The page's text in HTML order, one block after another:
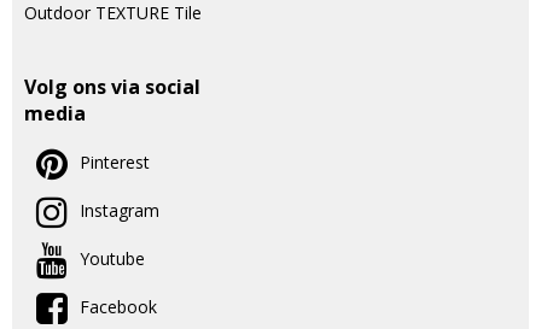
Outdoor TEXTURE Tile
Volg ons via social
media
Pinterest
Instagram
Youtube
Facebook